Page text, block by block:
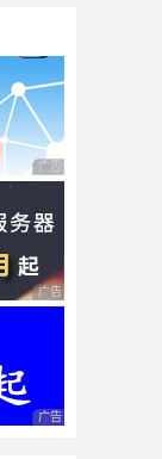
广告 商业广告，理性
广告 商业广告，理性
广告 商业广告，理性